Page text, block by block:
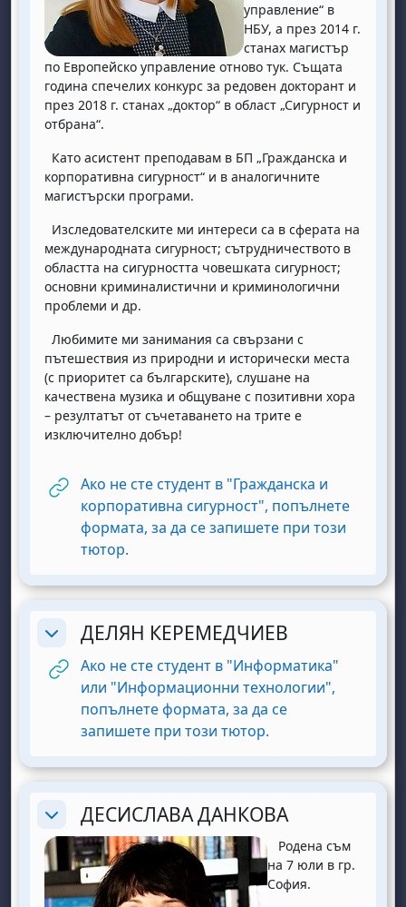
управление“ в
НБУ, а през 2014 г.
станах магистър
по Европейско управление отново тук. Същата
година спечелих конкурс за редовен докторант и
през 2018 г. станах „доктор“ в област „Сигурност и
отбрана“.
Като асистент преподавам в БП „Гражданска и
корпоративна сигурност“ и в аналогичните
магистърски програми.
Изследователските ми интереси са в сферата на
международната сигурност; сътрудничеството в
областта на сигурността човешката сигурност;
основни криминалистични и криминологични
проблеми и др.
Любимите ми занимания са свързани с
пътешествия из природни и исторически места
(с приоритет са българските), слушане на
качествена музика и общуване с позитивни хора
– резултатът от съчетаването на трите е
изключително добър!
Ако не сте студент в "Гражданска и
корпоративна сигурност", попълнете
формата, за да се запишете при този
тютор.
ReplierДЕЛЯН КЕРЕМЕДЧИЕВ
Ако не сте студент в "Информатика"
или "Информационни технологии",
попълнете формата, за да се
запишете при този тютор.
ReplierДЕСИСЛАВА ДАНКОВА
Родена съм
на 7 юли в гр.
София.